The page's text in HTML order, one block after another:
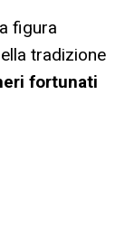
figura
tradizione
fortunati